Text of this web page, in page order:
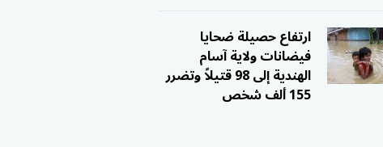
ارتفاع حصيلة ضحايا
فيضانات ولاية آسام
الهندية إلى 98 قتيلاً وتضرر
155 ألف شخص